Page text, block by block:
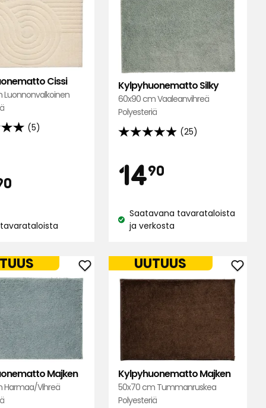
Cissi
Luonnonvalkoinen
(5)
14,90
€
Kylpyhuonematto
suosikkeihin
Kylpyhuonematto Silky
60x90 cm Vaaleanvihreä
Polyesteriä
(25)
4.9
5:stä,
25
perusteella
Hinta
149014,90
€
Katso
Saatavana tavarataloista
ja verkosta
Majken
Harmaa/Vihreä
Lisää
Kylpyhuonematto
suosikkeihin
Kylpyhuonematto Majken
50x70 cm Tummanruskea
Polyesteriä
UUTUUS
Lisää